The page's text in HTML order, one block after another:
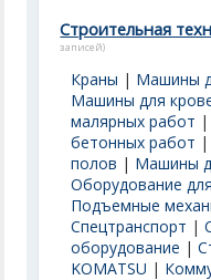
Строительная
записей)
Краны | Машины
Машины для
малярных работ |
бетонных работ |
полов | Машины
Оборудование
Подъемные
Спецтранспорт |
оборудование |
KOMATSU |